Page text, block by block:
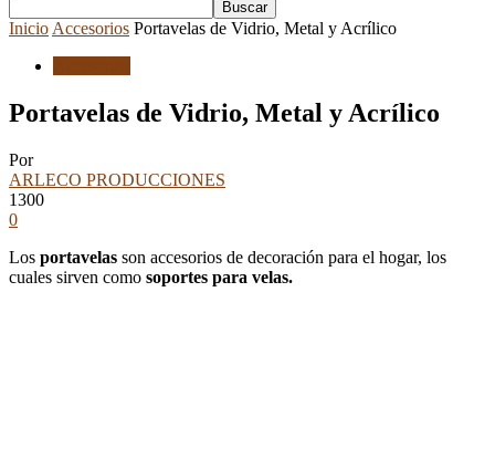
Inicio Accesorios Portavelas de Vidrio, Metal y Acrílico
Portavelas de Vidrio, Metal y Acrílico
Por
ARLECO PRODUCCIONES
1300
0
Los portavelas son accesorios de decoración para el hogar, los
cuales sirven como soportes para velas.